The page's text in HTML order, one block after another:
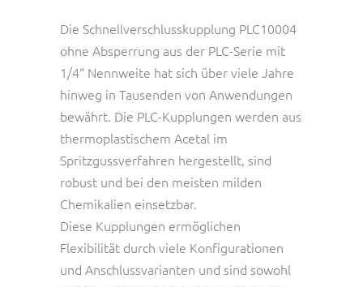
Die Schnellverschlusskupplung PLC10004
ohne Absperrung aus der PLC-Serie mit
1/4“ Nennweite hat sich über viele Jahre
hinweg in Tausenden von Anwendungen
bewährt. Die PLC-Kupplungen werden aus
thermoplastischem Acetal im
Spritzgussverfahren hergestellt, sind
robust und bei den meisten milden
Chemikalien einsetzbar.
Diese Kupplungen ermöglichen
Flexibilität durch viele Konfigurationen
und Anschlussvarianten und sind sowohl